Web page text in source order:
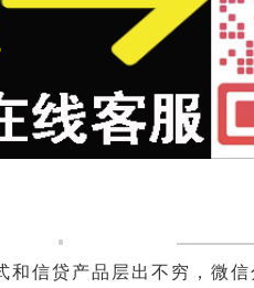
信贷产品层出不穷，微